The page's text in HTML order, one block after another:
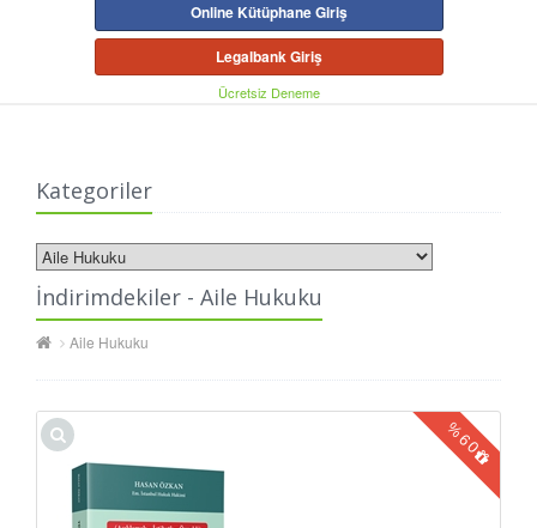
Online Kütüphane Giriş
Legalbank Giriş
Ücretsiz Deneme
Kategoriler
İndirimdekiler - Aile Hukuku
Aile Hukuku
%
60